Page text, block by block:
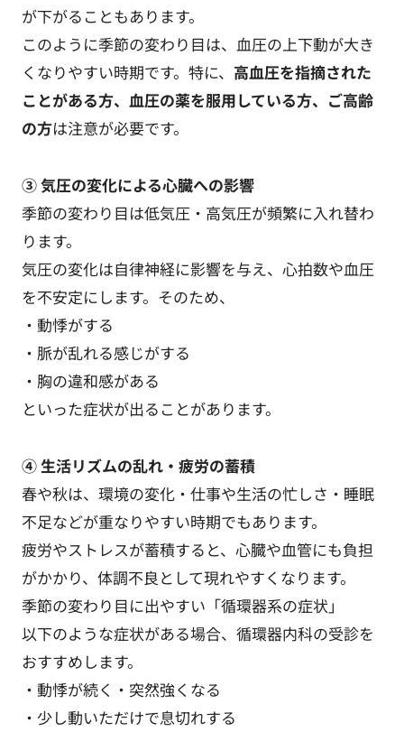
が下がることもあります。
このように季節の変わり目は、血圧の上下動が大き
くなりやすい時期です。特に、 高血圧を指摘された
ことがある方、血圧の薬を服用している方、ご高齢
の方は注意が必要です。
③ 気圧の変化による心臓への影響
季節の変わり目は低気圧・高気圧が頻繁に入れ替わ
ります。
気圧の変化は自律神経に影響を与え、心拍数や血圧
を不安定にします。そのため、
・動悸がする
・脈が乱れる感じがする
・胸の違和感がある
といった症状が出ることがあります。
④ 生活リズムの乱れ・疲労の蓄積
春や秋は、環境の変化・仕事や生活の忙しさ・睡眠
不足などが重なりやすい時期でもあります。
疲労やストレスが蓄積すると、心臓や血管にも負担
がかかり、体調不良として現れやすくなります。
季節の変わり目に出やすい「循環器系の症状」
以下のような症状がある場合、循環器内科の受診を
おすすめします。
・動悸が続く・突然強くなる
・少し動いただけで息切れする